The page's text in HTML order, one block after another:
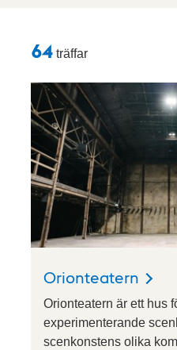
Sökresultat
64 träffar
Orionteatern
Orionteatern är ett hus
experimenterande
scenkonstens olika